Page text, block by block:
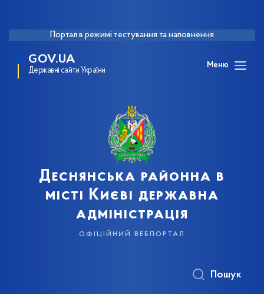
Портал в режимі тестування та наповнення
GOV.UA
Державні сайти України
Меню
Деснянська районна в
місті Києві державна
адміністрація
офіційний вебпортал
Пошук